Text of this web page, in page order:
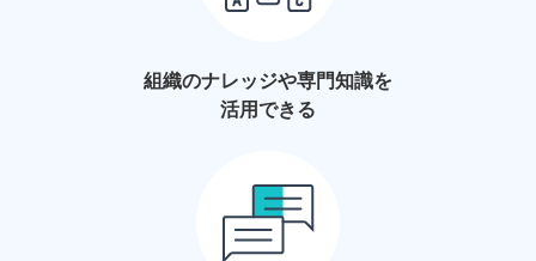
組織のナレッジや専門知識を
活用できる